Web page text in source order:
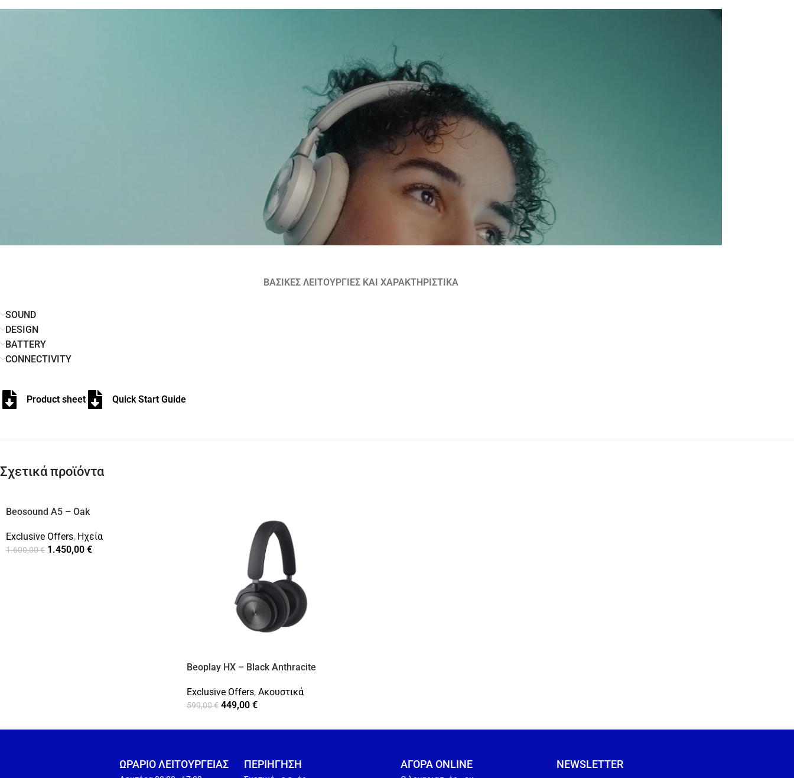
ΒΑΣΙΚΕΣ ΛΕΙΤΟΥΡΓΙΕΣ ΚΑΙ ΧΑΡΑΚΤΗΡΙΣΤΙΚΑ
SOUND
DESIGN
BATTERY
CONNECTIVITY
Product sheet Quick Start Guide
Σχετικά προϊόντα
Beosound A5 – Oak
Exclusive Offers, Ηχεία
1.600,00€ 1.450,00 €
Beoplay HX – Black Anthracite
Exclusive Offers, Ακουστικά
599,00€ 449,00 €
ΩΡΑΡΙΟ ΛΕΙΤΟΥΡΓEΙΑΣ ΠΕΡΙΗΓΗΣΗ ΑΓΟΡΑ ONLINE NEWSLETTER